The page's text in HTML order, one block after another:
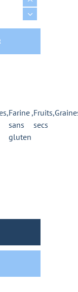
,Farine
sans
gluten
,Fruits
secs
,